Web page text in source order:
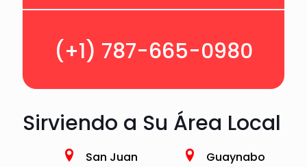
(+1) 787-665-0980
Sirviendo a Su Área Local
San Juan
Guaynabo